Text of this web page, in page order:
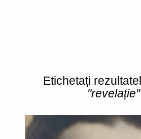
Etichetați
"revelație"